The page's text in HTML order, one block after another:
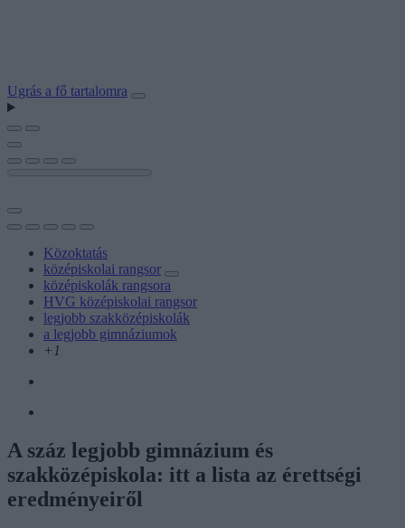
Ugrás a fő tartalomra
Közoktatás
középiskolai rangsor
középiskolák rangsora
HVG középiskolai rangsor
legjobb szakközépiskolák
a legjobb gimnáziumok
+1
A száz legjobb gimnázium és
szakközépiskola: itt a lista az érettségi
eredményeiről